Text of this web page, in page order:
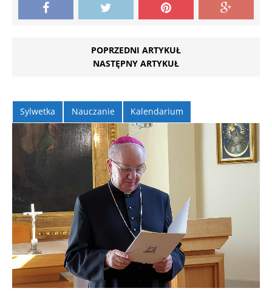
POPRZEDNI ARTYKUŁ
NASTĘPNY ARTYKUŁ
Sylwetka Nauczanie Kalendarium